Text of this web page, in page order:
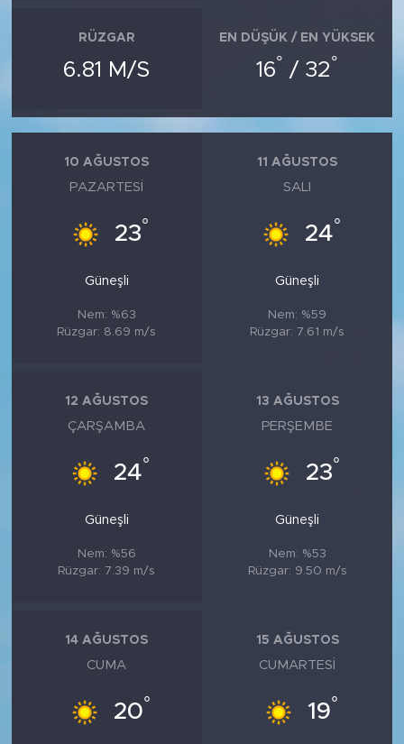
RÜZGAR
6.81 M/S
EN DÜŞÜK / EN YÜKSEK
16° / 32°
10 AĞUSTOS
PAZARTESI
23°
Güneşli
Nem: %63
Rüzgar: 8.69 m/s
11 AĞUSTOS
SALI
24°
Güneşli
Nem: %59
Rüzgar: 7.61 m/s
12 AĞUSTOS
ÇARŞAMBA
24°
Güneşli
Nem: %56
Rüzgar: 7.39 m/s
13 AĞUSTOS
PERŞEMBE
23°
Güneşli
Nem: %53
Rüzgar: 9.50 m/s
14 AĞUSTOS
CUMA
20°
15 AĞUSTOS
CUMARTESI
19°